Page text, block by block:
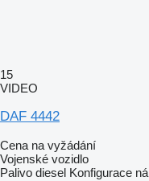
15
VIDEO
DAF 4442
Cena na vyžádání
Vojenské vozidlo
Palivo diesel Konfigurace